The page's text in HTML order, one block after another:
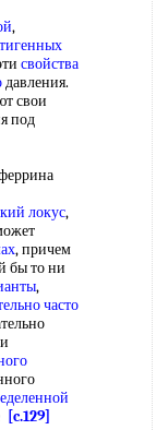
,
свойства
давления.
свои
под
локус,
, причем
бы то ни
,
часто
[c.129]